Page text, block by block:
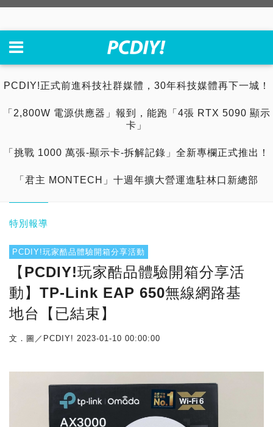
PCDIY!正式前進科技社群媒體，30年科技媒體再下一城！
「2,800W 電源供應器」報到，能跑「4張 RTX 5090 顯示
卡」
「挑戰 1000 萬張-顯示卡-拆解記錄」全新專欄正式推出！
「君主 MONTECH」十週年擴大營運進駐林口新總部
特別報導
PCDIY!玩家酷品體驗開箱分享活動
【PCDIY!玩家酷品體驗開箱分享活
動】TP-Link EAP 650無線網路基
地台【已結束】
文．圖／PCDIY! 2023-01-10 00:00:00